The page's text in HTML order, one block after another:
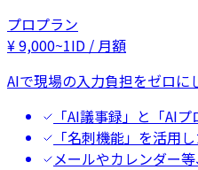
プロプラン
¥9,000~1ID / 月額
AIで現場の入力負担をゼロ
「AI議事録」と「AI
「名刺機能」を活用
メールやカレンダー